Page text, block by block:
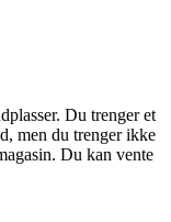
Du trenger
du trenger ikke
Du kan vente